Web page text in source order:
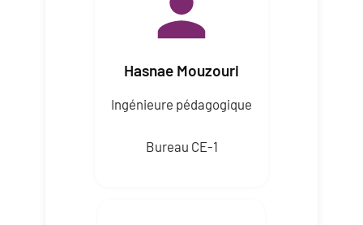
Hasnae Mouzouri
Ingénieure pédagogique
Bureau CE-1